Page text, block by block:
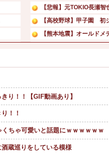
【悲報】元TOKIO長瀬
【高校野球】甲子園 初
【熊本地震】オールド
【画像】佐藤佳奈(29)ア
韓国人「韓国サッカー協
り！！【GIF動画あり】
！！
ちゃ可愛いと話題にｗｗｗｗｗｗ
蔵巡りをしている模様